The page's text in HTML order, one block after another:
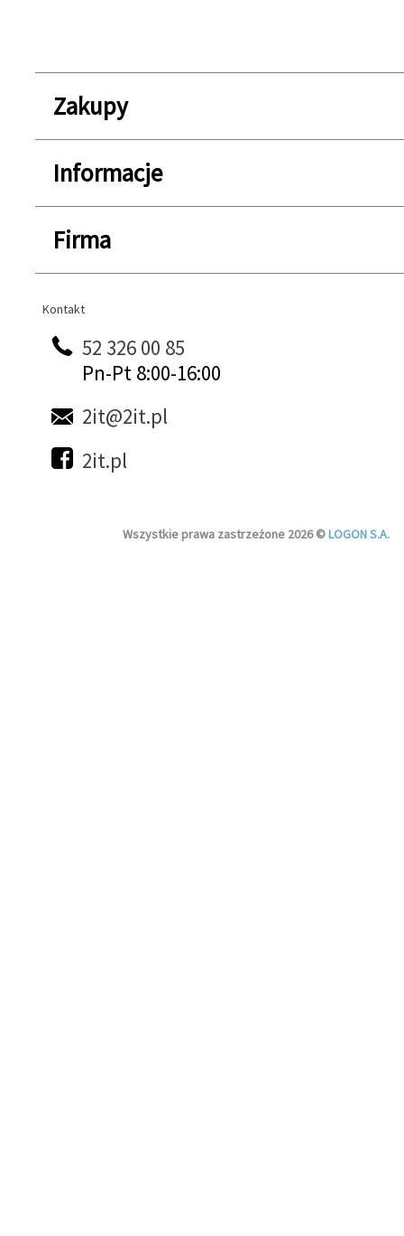
Zakupy
Informacje
Firma
Kontakt
Kontakt
52 326 00 85
Pn-Pt 8:00-16:00
2it@2it.pl
2it.pl
Wszystkie prawa zastrzeżone 2026 ©LOGON S.A.